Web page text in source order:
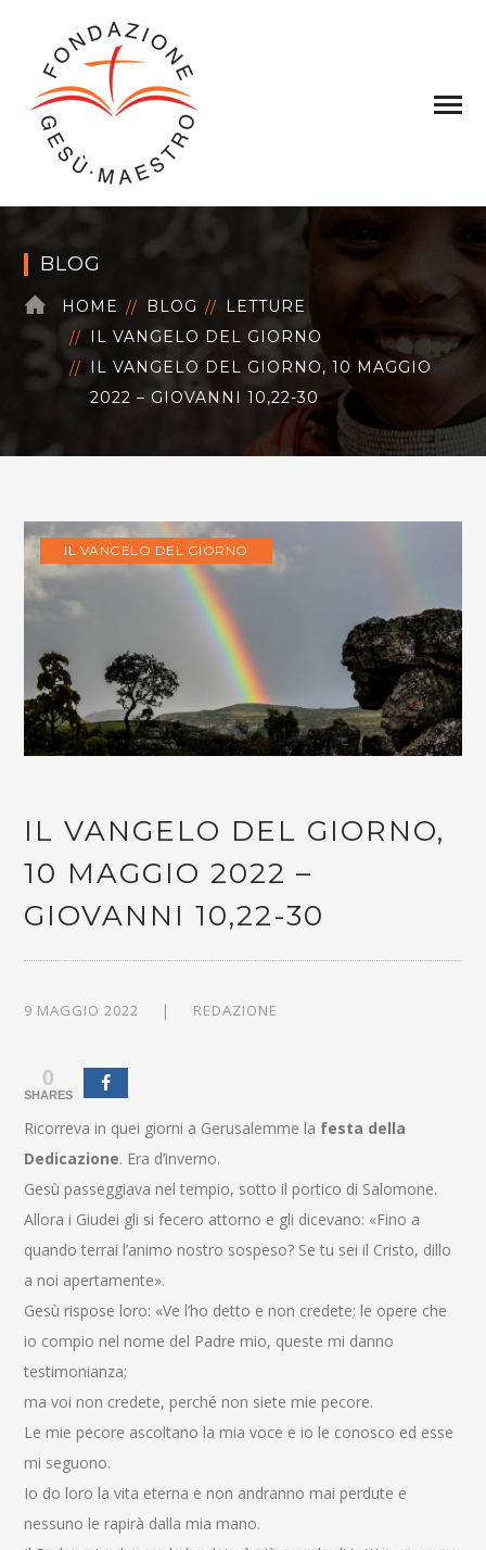
BLOG
HOME BLOG
LETTURE
IL VANGELO DEL GIORNO
IL VANGELO DEL GIORNO, 10 MAGGIO
2022 – GIOVANNI 10,22-30
IL VANGELO DEL GIORNO
IL VANGELO DEL GIORNO,
10 MAGGIO 2022 –
GIOVANNI 10,22-30
9 MAGGIO 2022 REDAZIONE
0
SHARES
Ricorreva in quei giorni a Gerusalemme la festa della
Dedicazione. Era d’inverno.
Gesù passeggiava nel tempio, sotto il portico di Salomone.
Allora i Giudei gli si fecero attorno e gli dicevano: «Fino a
quando terrai l’animo nostro sospeso? Se tu sei il Cristo, dillo
a noi apertamente».
Gesù rispose loro: «Ve l’ho detto e non credete; le opere che
io compio nel nome del Padre mio, queste mi danno
testimonianza;
ma voi non credete, perché non siete mie pecore.
Le mie pecore ascoltano la mia voce e io le conosco ed esse
mi seguono.
Io do loro la vita eterna e non andranno mai perdute e
nessuno le rapirà dalla mia mano.